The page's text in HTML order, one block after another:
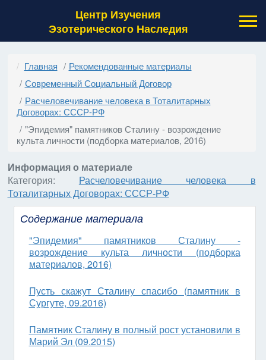
Центр Изучения
Эзотерического Наследия
Главная
Рекомендованные материалы
Современный Социальный Договор
Расчеловечивание человека в Тоталитарных
Договорах: СССР-РФ
"Эпидемия" памятников Сталину - возрождение
культа личности (подборка материалов, 2016)
Информация о материале
Категория: Расчеловечивание человека в
Тоталитарных Договорах: СССР-РФ
Содержание материала
"Эпидемия" памятников Сталину -
возрождение культа личности (подборка
материалов, 2016)
Пусть скажут Сталину спасибо (памятник в
Сургуте, 09.2016)
Памятник Сталину в полный рост установили в
Марий Эл (09.2015)